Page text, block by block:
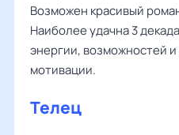
Возможен красивый
Наиболее удачна 3
энергии, возможностей
мотивации.
Телец